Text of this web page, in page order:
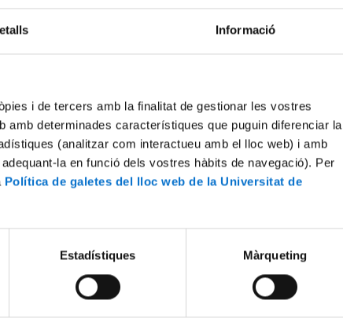
Informació
i de tercers amb la finalitat de gestionar les vostres
determinades característiques que puguin diferenciar la
(analitzar com interactueu amb el lloc web) i amb
la en funció dels vostres hàbits de navegació). Per
Política de galetes del lloc web de la Universitat de
Estadístiques Màrqueting